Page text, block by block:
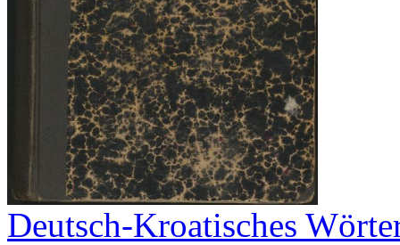
Deutsch-Kroatisches